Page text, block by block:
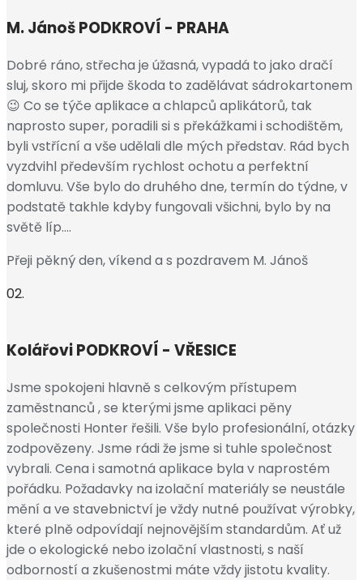
M. JánošPODKROVÍ - PRAHA
Dobré ráno, střecha je úžasná, vypadá to jako dračí
sluj, skoro mi přijde škoda to zadělávat sádrokartonem
😉 Co se týče aplikace a chlapců aplikátorů, tak
naprosto super, poradili si s překážkami i schodištěm,
byli vstřícní a vše udělali dle mých představ. Rád bych
vyzdvihl především rychlost ochotu a perfektní
domluvu. Vše bylo do druhého dne, termín do týdne, v
podstatě takhle kdyby fungovali všichni, bylo by na
světě líp….
Přeji pěkný den, víkend a s pozdravem M. Jánoš
02.
KolářoviPODKROVÍ - VŘESICE
Jsme spokojeni hlavně s celkovým přístupem
zaměstnanců , se kterými jsme aplikaci pěny
společnosti Honter řešili. Vše bylo profesionální, otázky
zodpovězeny. Jsme rádi že jsme si tuhle společnost
vybrali. Cena i samotná aplikace byla v naprostém
pořádku. Požadavky na izolační materiály se neustále
mění a ve stavebnictví je vždy nutné používat výrobky,
které plně odpovídají nejnovějším standardům. Ať už
jde o ekologické nebo izolační vlastnosti, s naší
odborností a zkušenostmi máte vždy jistotu kvality.